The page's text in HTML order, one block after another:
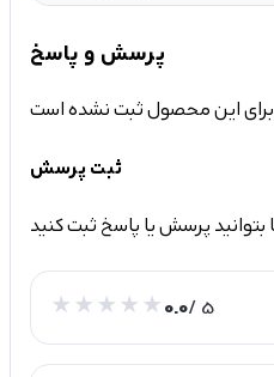
پرسش و پاسخ
ثبت پرسش
0.0/ 5